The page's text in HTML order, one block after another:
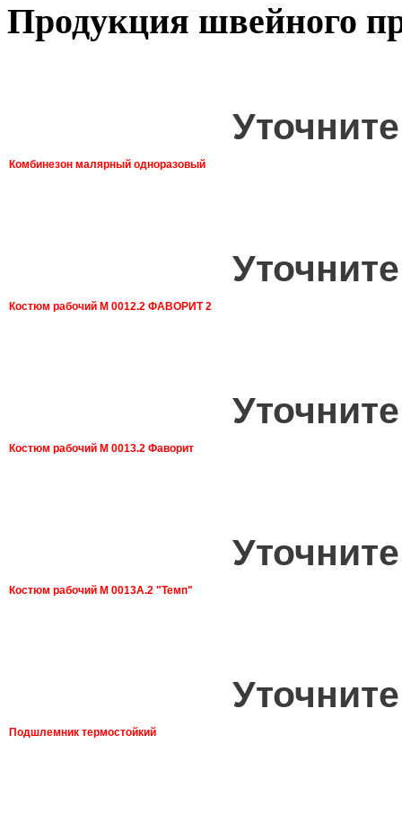
Продукция швейного
Комбинезон малярный одноразовый
Костюм рабочий М 0012.2 ФАВОРИТ 2
Костюм рабочий М 0013.2 Фаворит
Костюм рабочий М 0013А.2 "Темп"
Подшлемник термостойкий